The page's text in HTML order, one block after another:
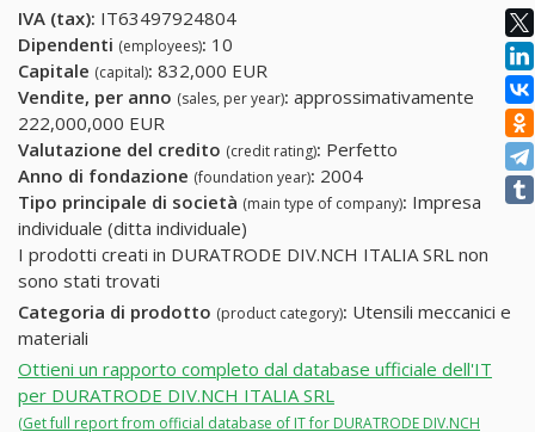
IVA (tax): IT63497924804
Dipendenti (employees): 10
Capitale (capital): 832,000 EUR
Vendite, per anno (sales, per year): approssimativamente
222,000,000 EUR
Valutazione del credito (credit rating): Perfetto
Anno di fondazione (foundation year): 2004
Tipo principale di società (main type of company): Impresa
individuale (ditta individuale)
I prodotti creati in DURATRODE DIV.NCH ITALIA SRL non
sono stati trovati
Categoria di prodotto (product category): Utensili meccanici e
materiali
Ottieni un rapporto completo dal database ufficiale dell'IT
per DURATRODE DIV.NCH ITALIA SRL
(Get full report from official database of IT for DURATRODE DIV.NCH